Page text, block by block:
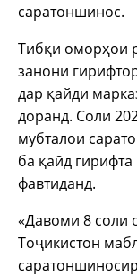
саратоншинос.
Тибқи оморҳои
занони
дар қайди
доранд. Соли
мубталои
ба қайд
фавтиданд.
«Давоми 8 соли
Тоҷикистон